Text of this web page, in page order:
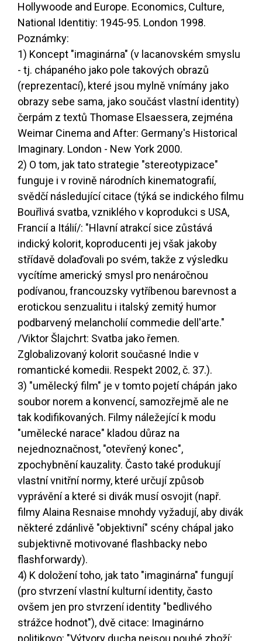
Hollywoode and Europe. Economics, Culture,
National Identitiy: 1945-95. London 1998.
Poznámky:
1) Koncept "imaginárna" (v lacanovském smyslu
- tj. chápaného jako pole takových obrazů
(reprezentací), které jsou mylně vnímány jako
obrazy sebe sama, jako součást vlastní identity)
čerpám z textů Thomase Elsaessera, zejména
Weimar Cinema and After: Germany's Historical
Imaginary. London - New York 2000.
2) O tom, jak tato strategie "stereotypizace"
funguje i v rovině národních kinematografií,
svědčí následující citace (týká se indického filmu
Bouřlivá svatba, vzniklého v koprodukci s USA,
Francií a Itálií/: "Hlavní atrakcí sice zůstává
indický kolorit, koproducenti jej však jakoby
střídavě dolaďovali po svém, takže z výsledku
vycítíme americký smysl pro nenáročnou
podívanou, francouzsky vytříbenou barevnost a
erotickou senzualitu i italský zemitý humor
podbarvený melancholií commedie dell'arte."
/Viktor Šlajchrt: Svatba jako řemen.
Zglobalizovaný kolorit současné Indie v
romantické komedii. Respekt 2002, č. 37.).
3) "umělecký film" je v tomto pojetí chápán jako
soubor norem a konvencí, samozřejmě ale ne
tak kodifikovaných. Filmy náležející k modu
"umělecké narace" kladou důraz na
nejednoznačnost, "otevřený konec",
zpochybnění kauzality. Často také produkují
vlastní vnitřní normy, které určují způsob
vyprávění a které si divák musí osvojit (např.
filmy Alaina Resnaise mnohdy vyžadují, aby divák
některé zdánlivě "objektivní" scény chápal jako
subjektivně motivované flashbacky nebo
flashforwardy).
4) K doložení toho, jak tato "imaginárna" fungují
(pro stvrzení vlastní kulturní identity, často
ovšem jen pro stvrzení identity "bedlivého
strážce hodnot"), dvě citace: Imaginárno